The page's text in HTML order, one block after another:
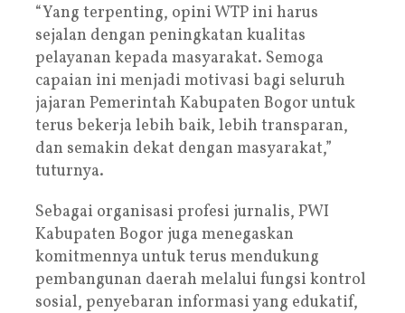
“Yang terpenting, opini WTP ini harus
sejalan dengan peningkatan kualitas
pelayanan kepada masyarakat. Semoga
capaian ini menjadi motivasi bagi seluruh
jajaran Pemerintah Kabupaten Bogor untuk
terus bekerja lebih baik, lebih transparan,
dan semakin dekat dengan masyarakat,”
tuturnya.
Sebagai organisasi profesi jurnalis, PWI
Kabupaten Bogor juga menegaskan
komitmennya untuk terus mendukung
pembangunan daerah melalui fungsi kontrol
sosial, penyebaran informasi yang edukatif,